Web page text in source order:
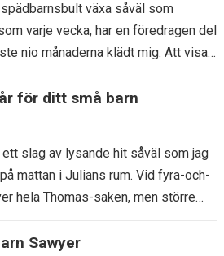
växa såväl som
varje vecka, har en föredragen del
nio månaderna klädt mig. Att visa
för ditt små barn
slag av lysande hit såväl som jag
mattan i Julians rum. Vid fyra-och-
hela Thomas-saken, men större
Sawyer